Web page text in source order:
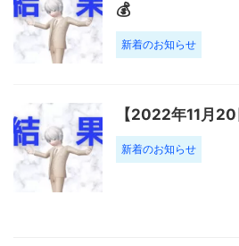
💰
新着のお知らせ
【2022年11月
新着のお知らせ